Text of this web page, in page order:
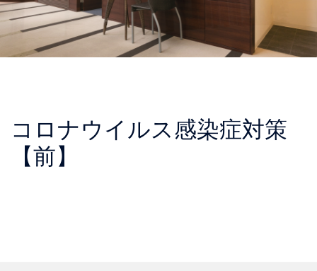
コロナウイルス感染症対策
【前】